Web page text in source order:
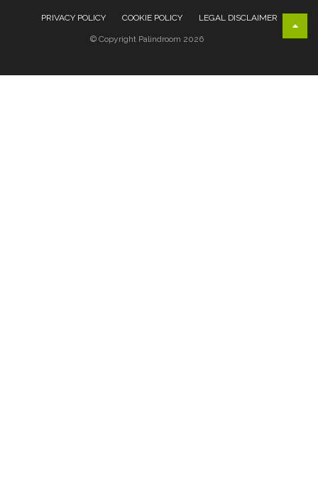
PRIVACY POLICY COOKIE POLICY LEGAL DISCLAIMER
© Copyright Palindroom 2026